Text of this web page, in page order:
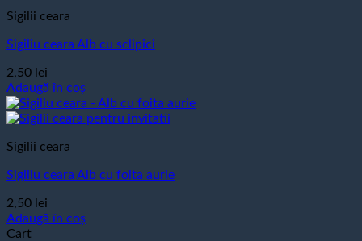
Sigilii ceara
Sigiliu ceara Alb cu sclipici
2,50 lei
Adaugă în coș
Sigilii ceara
Sigiliu ceara Alb cu foita aurie
2,50 lei
Adaugă în coș
Cart